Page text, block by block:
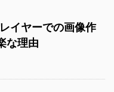
イヤーでの画像作
な理由